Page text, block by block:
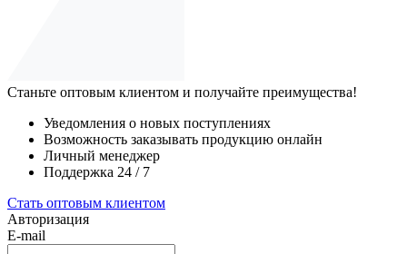
Станьте оптовым клиентом и получайте преимущества!
Уведомления о новых поступлениях
Возможность заказывать продукцию онлайн
Личный менеджер
Поддержка 24 / 7
Стать оптовым клиентом
Авторизация
E-mail